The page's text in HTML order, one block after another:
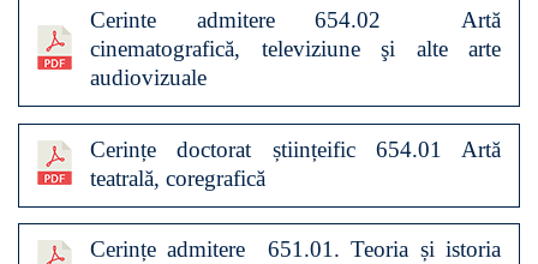
Cerinte admitere 654.02 Artă
cinematografică, televiziune şi alte arte
audiovizuale
Cerințe doctorat științeific 654.01 Artă
teatrală, coregrafică
Cerințe admitere 651.01. Teoria și istoria